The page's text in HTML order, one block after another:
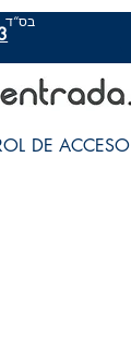
בס“ד
DE ACCESO